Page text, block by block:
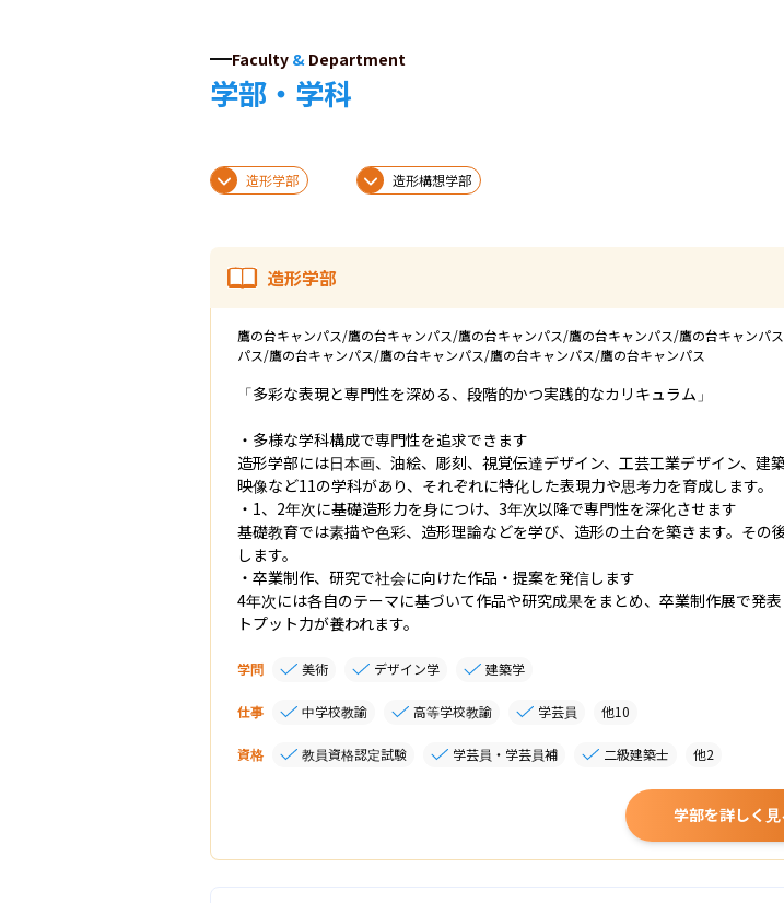
Faculty & Department
学部・学科
造形学部 造形構想学部
造形学部
鷹の台キャンパス/鷹の台キャンパス/鷹の台キャンパス/鷹の台キャンパス/鷹の台キャンパ
パス/鷹の台キャンパス/鷹の台キャンパス/鷹の台キャンパス/鷹の台キャンパス
「多彩な表現と専門性を深める、段階的かつ実践的なカリキュラム」
・多様な学科構成で専門性を追求できます
造形学部には日本画、油絵、彫刻、視覚伝達デザイン、工芸工業デザイン、建
映像など11の学科があり、それぞれに特化した表現力や思考力を育成します。
・1、2年次に基礎造形力を身につけ、3年次以降で専門性を深化させます
基礎教育では素描や色彩、造形理論などを学び、造形の土台を築きます。そ
します。
・卒業制作、研究で社会に向けた作品・提案を発信します
4年次には各自のテーマに基づいて作品や研究成果をまとめ、卒業制作展で発
トプット力が養われます。
学問 美術 デザイン学 建築学
仕事 中学校教諭 高等学校教諭 学芸員 他10
資格 教員資格認定試験 学芸員・学芸員補 二級建築士 他2
学部を詳しく見